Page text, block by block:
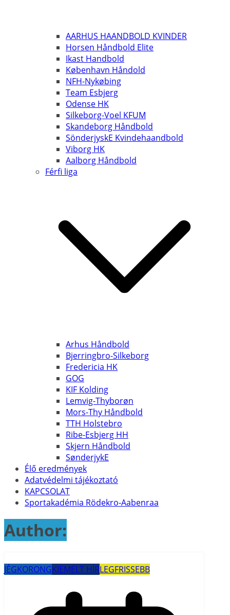
AARHUS HAANDBOLD KVINDER
Horsen Håndbold Elite
Ikast Handbold
København Håndold
NFH-Nykøbing
Team Esbjerg
Odense HK
Silkeborg-Voel KFUM
Skandeborg Håndbold
SönderjyskE Kvindehaandbold
Viborg HK
Aalborg Håndbold
Férfi liga
Arhus Håndbold
Bjerringbro-Silkeborg
Fredericia HK
GOG
KIF Kolding
Lemvig-Thyborøn
Mors-Thy Håndbold
TTH Holstebro
Ribe-Esbjerg HH
Skjern Håndbold
SønderjykE
Élő eredmények
Adatvédelmi tájékoztató
KAPCSOLAT
Sportakadémia Rödekro-Aabenraa
Author:
JÉGKORONGKIEMELT HÍRLEGFRISSEBB